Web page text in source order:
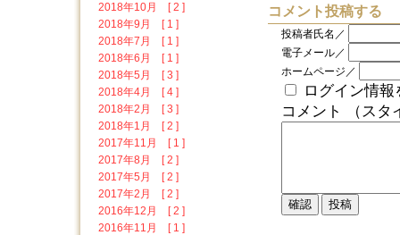
2018年10月 [ 2 ]
2018年9月 [ 1 ]
2018年7月 [ 1 ]
2018年6月 [ 1 ]
2018年5月 [ 3 ]
2018年4月 [ 4 ]
2018年2月 [ 3 ]
2018年1月 [ 2 ]
2017年11月 [ 1 ]
2017年8月 [ 2 ]
2017年5月 [ 2 ]
2017年2月 [ 2 ]
2016年12月 [ 2 ]
2016年11月 [ 1 ]
コメント投稿する
投稿者氏名／
電子メール／
ホームページ／
ログイン情報
コメント （スタ